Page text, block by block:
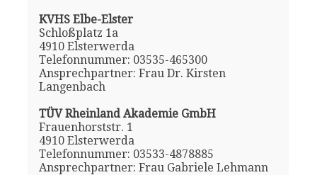
KVHS Elbe-Elster
Schloßplatz 1a
4910 Elsterwerda
Telefonnummer: 03535-465300
Ansprechpartner: Frau Dr. Kirsten
Langenbach
TÜV Rheinland Akademie GmbH
Frauenhorststr. 1
4910 Elsterwerda
Telefonnummer: 03533-4878885
Ansprechpartner: Frau Gabriele Lehmann